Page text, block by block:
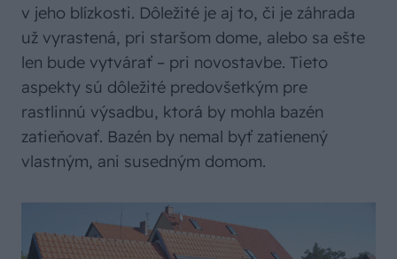
v jeho blízkosti. Dôležité je aj to, či je záhrada
už vyrastená, pri staršom dome, alebo sa ešte
len bude vytvárať – pri novostavbe. Tieto
aspekty sú dôležité predovšetkým pre
rastlinnú výsadbu, ktorá by mohla bazén
zatieňovať. Bazén by nemal byť zatienený
vlastným, ani susedným domom.